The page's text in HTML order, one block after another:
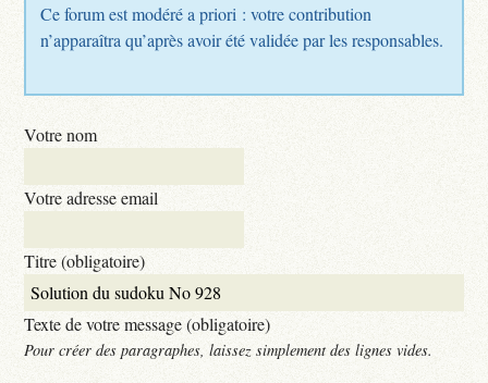
Ce forum est modéré a priori : votre contribution
n’apparaîtra qu’après avoir été validée par les responsables.
Votre nom
Votre adresse email
Titre (obligatoire)
Texte de votre message (obligatoire)
Pour créer des paragraphes, laissez simplement des lignes vides.